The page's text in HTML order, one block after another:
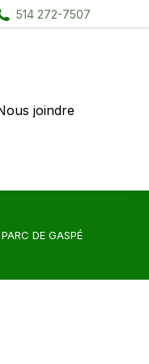
514 272-7507
joindre
DE GASPÉ